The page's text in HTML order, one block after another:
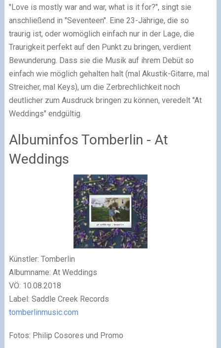
"Love is mostly war and war, what is it for?", singt sie
anschließend in "Seventeen". Eine 23-Jährige, die so
traurig ist, oder womöglich einfach nur in der Lage, die
Traurigkeit perfekt auf den Punkt zu bringen, verdient
Bewunderung. Dass sie die Musik auf ihrem Debüt so
einfach wie möglich gehalten halt (mal Akustik-Gitarre, mal
Streicher, mal Keys), um die Zerbrechlichkeit noch
deutlicher zum Ausdruck bringen zu können, veredelt "At
Weddings" endgültig.
Albuminfos Tomberlin - At
Weddings
Künstler: Tomberlin
Albumname: At Weddings
VÖ: 10.08.2018
Label: Saddle Creek Records
tomberlinmusic.com
Fotos: Philip Cosores und Promo